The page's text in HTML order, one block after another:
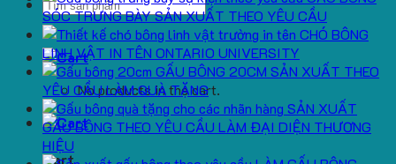
for:
No products in the cart.
Cart
SÓC TRƯNG BÀY SẢN XUẤT THEO YÊU CẦU
CHÓ BÔNG
LINH VẬT IN TÊN ONTARIO UNIVERSITY
GẤU BÔNG 20CM SẢN XUẤT THEO
YÊU CẦU LÀM QUÀ TẶNG
SẢN XUẤT
GẤU BÔNG THEO YÊU CẦU LÀM ĐẠI DIỆN THƯƠNG
HIỆU